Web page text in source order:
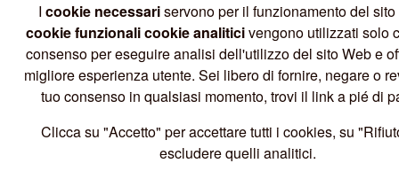
I cookie necessariservono per il funzionamento del sito
cookie funzionalicookie analiticivengono utilizzati solo
consenso per eseguire analisi dell'utilizzo del sito Web e
migliore esperienza utente. Sei libero di fornire, negare o
tuo consenso in qualsiasi momento, trovi il link a pié di
Clicca su "Accetto" per accettare tutti i cookies, su
escludere quelli analitici.